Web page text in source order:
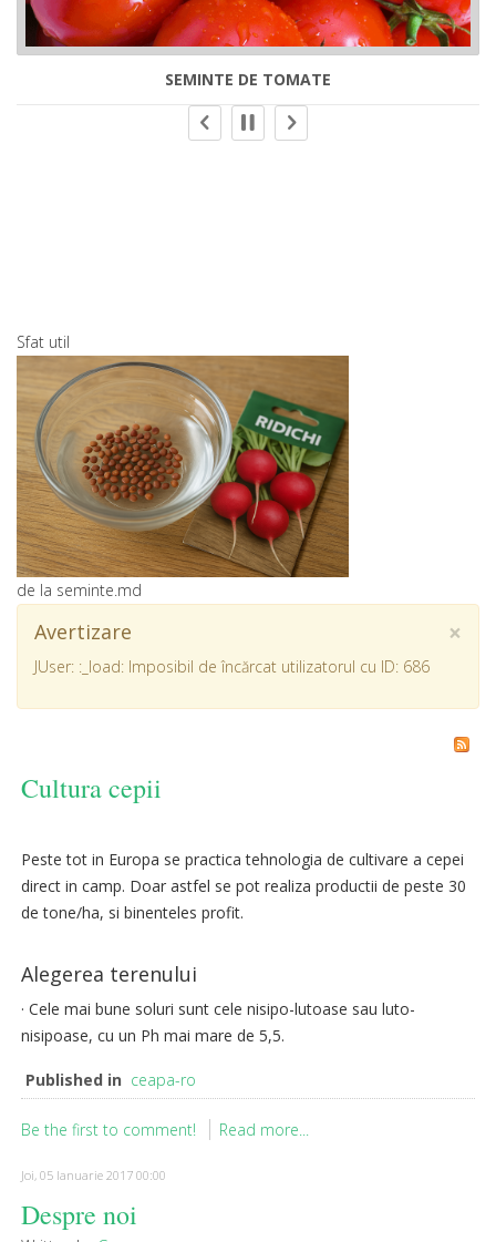
SEMINTE DE TOMATE
Sfat util
de la seminte.md
×
Avertizare
JUser: :_load: Imposibil de încărcat utilizatorul cu ID: 686
Cultura cepii
Peste tot in Europa se practica tehnologia de cultivare a cepei
direct in camp. Doar astfel se pot realiza productii de peste 30
de tone/ha, si binenteles profit.
Alegerea terenului
· Cele mai bune soluri sunt cele nisipo-lutoase sau luto-
nisipoase, cu un Ph mai mare de 5,5.
Published in ceapa-ro
Be the first to comment! Read more...
Joi, 05 Ianuarie 2017 00:00
Despre noi